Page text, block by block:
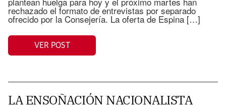
rechazado el formato de entrevistas por separado
ofrecido por la Consejería. La oferta de Espina […]
VER POST
LA ENSOÑACIÓN NACIONALISTA